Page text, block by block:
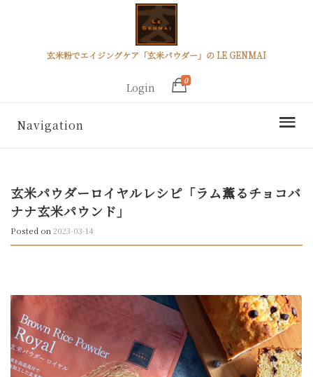
玄米粉でエイジングケア「玄米パウダー」の LE GENMAI
Login
0
Navigation
玄米パウダーロイヤルレシピ「ラム薫るチョコバ
ナナ玄米パウンド」
Posted on2023-03-14